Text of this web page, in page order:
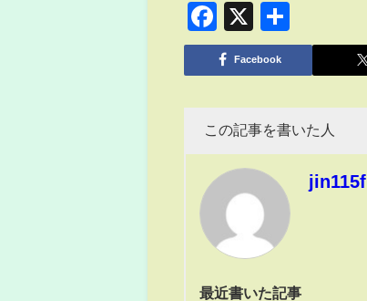
Facebook
X
有
Facebook
この記事を書いた人
jin115f
最近書いた記事